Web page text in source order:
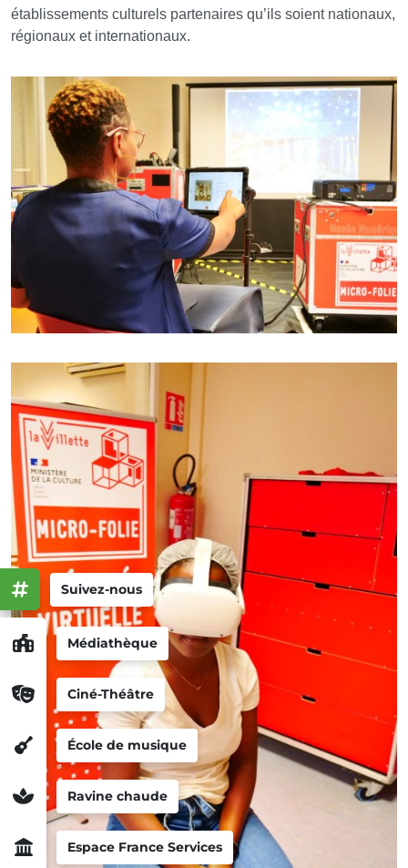
Médiathèque
Ciné-Théâtre
École de musique
Ravine chaude
Espace France Services
Suivez-nous
établissements culturels partenaires qu’ils soient nationaux,
régionaux et internationaux.